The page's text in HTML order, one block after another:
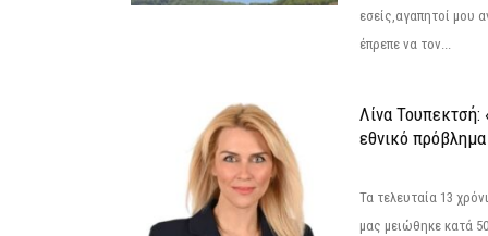
εσείς,αγαπητοί μου
έπρεπε να τον...
Λίνα Τουπεκτσή:
εθνικό πρόβλημα
Τα τελευταία 13
μας μειώθηκε κατά